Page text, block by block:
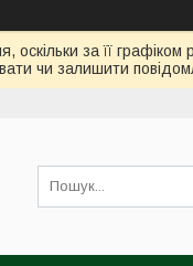
за її
чи залишити